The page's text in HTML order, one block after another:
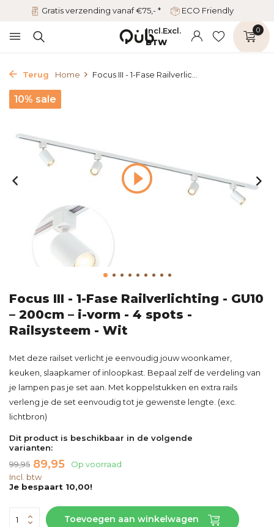
Gratis verzending vanaf €75,- * ECO Friendly
Incl.Excl.
BTW
0
Terug Home Focus III - 1-Fase Railverlic...
10% sale
Focus III - 1-Fase Railverlichting - GU10
– 200cm – i-vorm - 4 spots -
Railsysteem - Wit
Met deze railset verlicht je eenvoudig jouw woonkamer,
keuken, slaapkamer of inloopkast. Bepaal zelf de verdeling van
je lampen pas je set aan. Met koppelstukken en extra rails
verleng je de set eenvoudig tot je gewenste lengte. (exc.
lichtbron)
Dit product is beschikbaar in de volgende
varianten:
99,95 89,95
Op voorraad
Incl. btw
Je bespaart 10,00!
Toevoegen aan winkelwagen